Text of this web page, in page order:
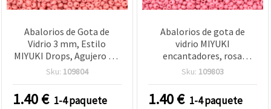
Abalorios de Gota de
Vidrio 3 mm, Estilo
MIYUKI Drops, Agujero 0,8
mm, Melocotón Opaco,
Sku: 109804
1.40€ 1-4 paquete
Abalorios de gota de
vidrio MIYUKI
encantadores, rosa
opaco, 3 mm, agujero: 0,8
bisutería y manualidades
Sku: 109803
1.40€ 1-4 paquete